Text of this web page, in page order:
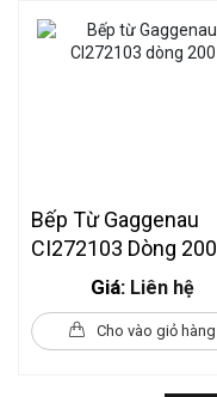
Bếp Từ Gaggenau
CI272103 Dòng 200
Giá: Liên hệ
Cho vào giỏ hàng